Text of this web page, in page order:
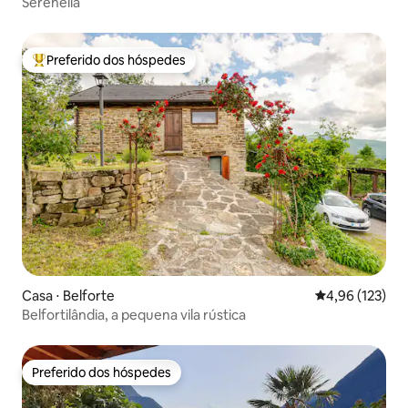
Entre os melhores preferidos dos hóspedes
Preferido dos hóspedes
Casa ⋅ Belforte 4,96 de uma
4,96 (123)
Belfortilândia, a pequena vila rústica
Preferido dos hóspedes
Preferido dos hóspedes